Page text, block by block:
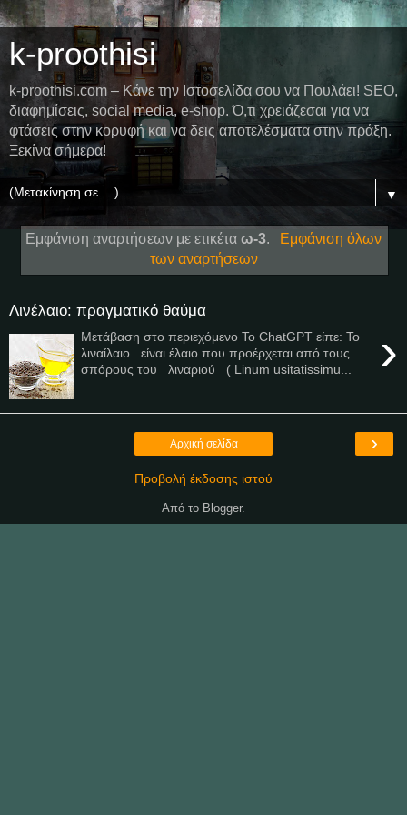
k-proothisi
k-proothisi.com – Κάνε την Ιστοσελίδα σου να Πουλάει! SEO,
διαφημίσεις, social media, e-shop. Ό,τι χρειάζεσαι για να
φτάσεις στην κορυφή και να δεις αποτελέσματα στην πράξη.
Ξεκίνα σήμερα!
▼
Εμφάνιση αναρτήσεων με ετικέταω-3.
Εμφάνιση όλων
των αναρτήσεων
Λινέλαιο: πραγματικό θαύμα
›
Μετάβαση στο περιεχόμενο Το ChatGPT είπε: Το
λιναίλαιο είναι έλαιο που προέρχεται από τους
σπόρους του λιναριού ( Linum usitatissimu...
›
Αρχική σελίδα
Προβολή έκδοσης ιστού
Από το Blogger.